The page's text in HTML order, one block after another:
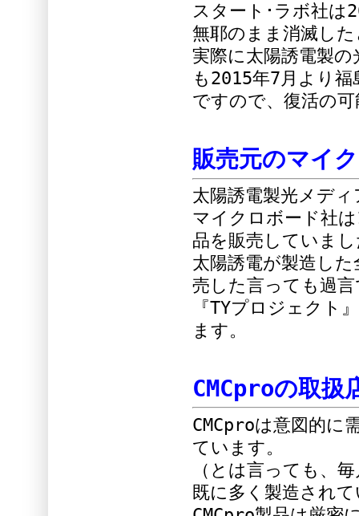
スタート･ラボ社は
無耶のまま消滅し
実際に太陽誘電製
も2015年7月より
ですので、復活の
販売元のマイ
太陽誘電製光メデ
マイクロボード社
品を販売していま
太陽誘電が製造し
売した言っても過
『TYプロジェクト
ます。
CMCproの取
CMCproは意図的に
ています。
（とは言っても、
既に多く製造され